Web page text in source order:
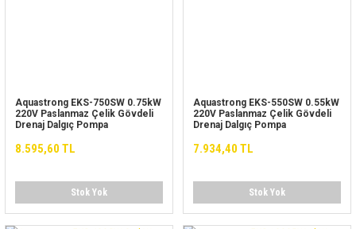
Aquastrong EKS-750SW 0.75kW
220V Paslanmaz Çelik Gövdeli
Drenaj Dalgıç Pompa
8.595,60 TL
Stok Yok
Aquastrong EKS-550SW 0.55kW
220V Paslanmaz Çelik Gövdeli
Drenaj Dalgıç Pompa
7.934,40 TL
Stok Yok